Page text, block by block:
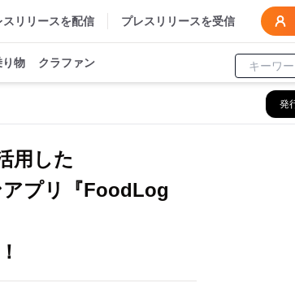
スリリースを配信 プレスリリースを受信
り物 クラファン
発
用した
アプリ『FoodLog